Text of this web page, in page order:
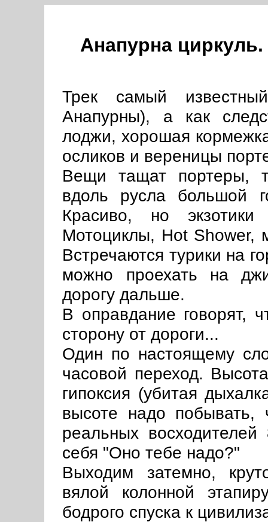
Анапурна
Трек самый
Анапурны), а как
лоджи, хорошая
осликов и вереницы
Вещи тащат портеры,
вдоль русла большой
Красиво, но
Мотоциклы, Hot Shower,
Встречаются турики на
можно проехать на
дорогу дальше.
В оправдание говорят,
сторону от дороги...
Один по настоящему
часовой переход.
гипоксия (убитая
высоте надо побывать,
реальных
себя "Оно тебе надо?"
Выходим затемно,
вялой колонной
бодрого спуска к